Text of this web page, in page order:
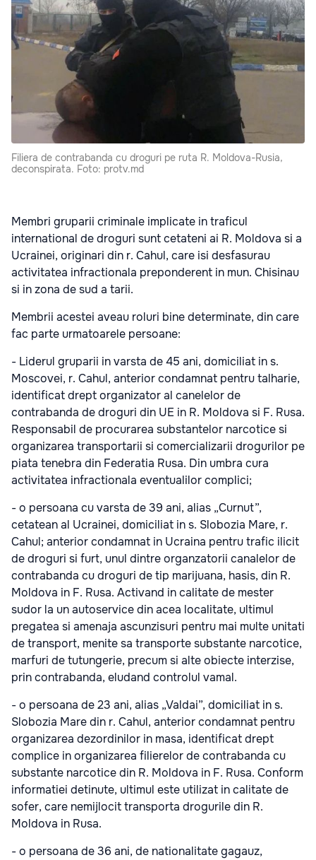
Filiera de contrabanda cu droguri pe ruta R. Moldova-Rusia,
deconspirata. Foto: protv.md
Membri gruparii criminale implicate in traficul
international de droguri sunt cetateni ai R. Moldova si a
Ucrainei, originari din r. Cahul, care isi desfasurau
activitatea infractionala preponderent in mun. Chisinau
si in zona de sud a tarii.
Membrii acestei aveau roluri bine determinate, din care
fac parte urmatoarele persoane:
- Liderul gruparii in varsta de 45 ani, domiciliat in s.
Moscovei, r. Cahul, anterior condamnat pentru talharie,
identificat drept organizator al canelelor de
contrabanda de droguri din UE in R. Moldova si F. Rusa.
Responsabil de procurarea substantelor narcotice si
organizarea transportarii si comercializarii drogurilor pe
piata tenebra din Federatia Rusa. Din umbra cura
activitatea infractionala eventualilor complici;
- o persoana cu varsta de 39 ani, alias „Curnut”,
cetatean al Ucrainei, domiciliat in s. Slobozia Mare, r.
Cahul; anterior condamnat in Ucraina pentru trafic ilicit
de droguri si furt, unul dintre organzatorii canalelor de
contrabanda cu droguri de tip marijuana, hasis, din R.
Moldova in F. Rusa. Activand in calitate de mester
sudor la un autoservice din acea localitate, ultimul
pregatea si amenaja ascunzisuri pentru mai multe unitati
de transport, menite sa transporte substante narcotice,
marfuri de tutungerie, precum si alte obiecte interzise,
prin contrabanda, eludand controlul vamal.
- o persoana de 23 ani, alias „Valdai”, domiciliat in s.
Slobozia Mare din r. Cahul, anterior condamnat pentru
organizarea dezordinilor in masa, identificat drept
complice in organizarea filierelor de contrabanda cu
substante narcotice din R. Moldova in F. Rusa. Conform
informatiei detinute, ultimul este utilizat in calitate de
sofer, care nemijlocit transporta drogurile din R.
Moldova in Rusa.
- o persoana de 36 ani, de nationalitate gagauz,